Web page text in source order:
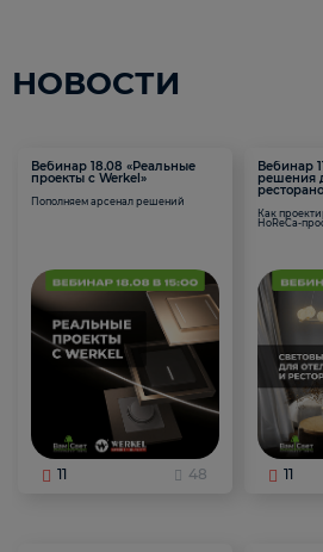
НОВОСТИ
Вебинар 18.08 «Реальные
проекты с Werkel»
Пополняем арсенал решений
11 48
Вебинар
решения
Как
HoReCa-
11